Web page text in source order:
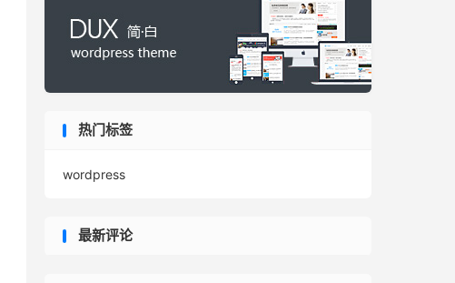
热门标签
wordpress
最新评论